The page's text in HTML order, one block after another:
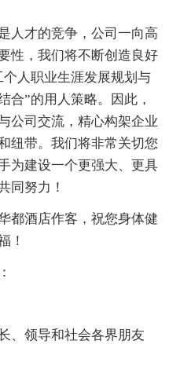
人才的竞争，公司一向高
性，我们将不断创造良好
人职业生涯发展规划与
合”的用人策略。因此，
公司交流，精心构架企业
纽带。我们将非常关切您
为建设一个更强大、更具
同努力！
都酒店作客，祝您身体健
！
、领导和社会各界朋友